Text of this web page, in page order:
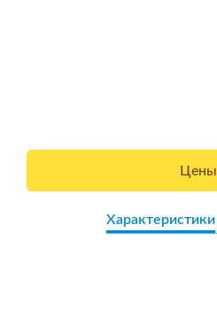
Цены
Характеристики